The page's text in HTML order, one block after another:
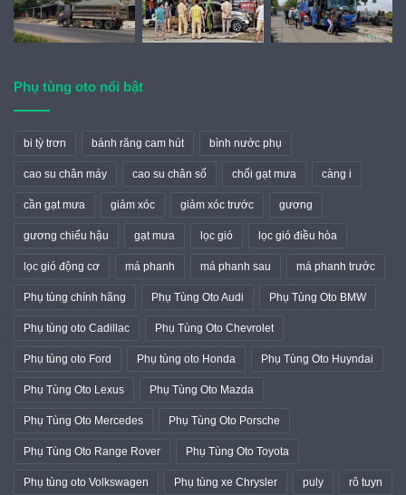
Phụ tùng oto nổi bật
bi tỳ trơn bánh răng cam hút bình nước phụ
cao su chân máy cao su chân số chổi gạt mưa càng i
cần gạt mưa giảm xóc giảm xóc trước gương
gương chiếu hậu gạt mưa lọc gió lọc gió điều hòa
lọc gió động cơ má phanh má phanh sau má phanh trước
Phụ tùng chính hãng Phụ Tùng Oto Audi Phụ Tùng Oto BMW
Phụ tùng oto Cadillac Phụ Tùng Oto Chevrolet
Phụ tùng oto Ford Phụ tùng oto Honda Phụ Tùng Oto Huyndai
Phụ Tùng Oto Lexus Phụ Tùng Oto Mazda
Phụ Tùng Oto Mercedes Phụ Tùng Oto Porsche
Phụ Tùng Oto Range Rover Phụ Tùng Oto Toyota
Phụ tùng oto Volkswagen Phụ tùng xe Chrysler puly rô tuyn